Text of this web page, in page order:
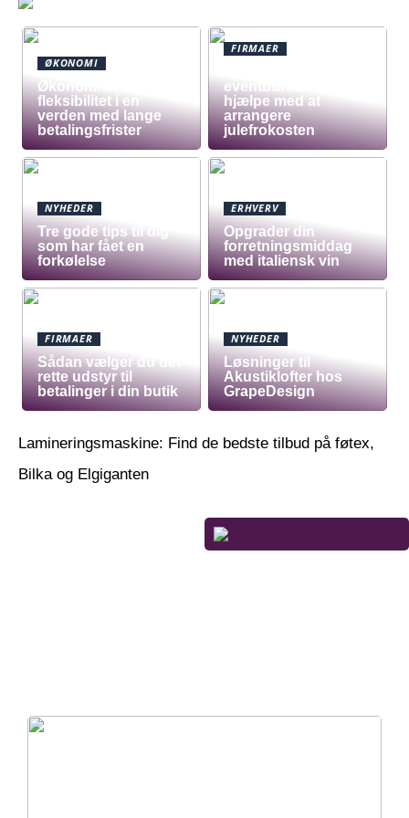
ØKONOMI
Økonomisk
fleksibilitet i en
verden med lange
betalingsfrister
FIRMAER
eventbureau skal
hjælpe med at
arrangere
julefrokosten
NYHEDER
Tre gode tips til dig
som har fået en
forkølelse
ERHVERV
Opgrader din
forretningsmiddag
med italiensk vin
FIRMAER
Sådan vælger du det
rette udstyr til
betalinger i din butik
NYHEDER
Løsninger til
Akustiklofter hos
GrapeDesign
Lamineringsmaskine: Find de bedste tilbud på føtex,
Bilka og Elgiganten